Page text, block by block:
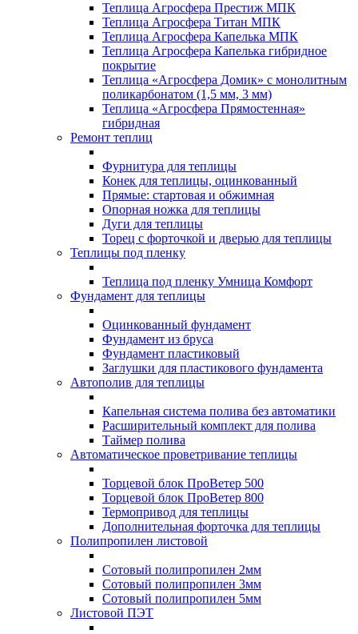
Теплица Агросфера Престиж МПК
Теплица Агросфера Титан МПК
Теплица Агросфера Капелька МПК
Теплица Агросфера Капелька гибридное
покрытие
Теплица «Агросфера Домик» с монолитным
поликарбонатом (1,5 мм, 3 мм)
Теплица «Агросфера Прямостенная»
гибридная
Ремонт теплиц
Фурнитура для теплицы
Конек для теплицы, оцинкованный
Прямые: стартовая и обжимная
Опорная ножка для теплицы
Дуги для теплицы
Торец с форточкой и дверью для теплицы
Теплицы под пленку
Теплица под пленку Умница Комфорт
Фундамент для теплицы
Оцинкованный фундамент
Фундамент из бруса
Фундамент пластиковый
Заглушки для пластикового фундамента
Автополив для теплицы
Капельная система полива без автоматики
Расширительный комплект для полива
Таймер полива
Автоматическое проветривание теплицы
Торцевой блок ПроВетер 500
Торцевой блок ПроВетер 800
Термопривод для теплицы
Дополнительная форточка для теплицы
Полипропилен листовой
Сотовый полипропилен 2мм
Сотовый полипропилен 3мм
Сотовый полипропилен 5мм
Листовой ПЭТ